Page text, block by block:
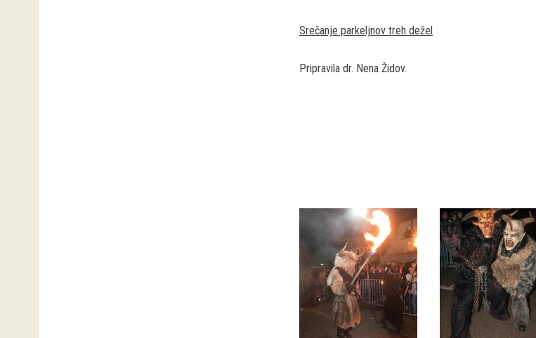
Srečanje parkeljnov treh dežel
Pripravila dr. Nena Židov.